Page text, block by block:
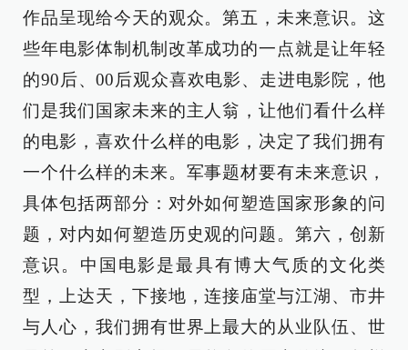
作品呈现给今天的观众。第五，未来意识。这
些年电影体制机制改革成功的一点就是让年轻
的90后、00后观众喜欢电影、走进电影院，他
们是我们国家未来的主人翁，让他们看什么样
的电影，喜欢什么样的电影，决定了我们拥有
一个什么样的未来。军事题材要有未来意识，
具体包括两部分：对外如何塑造国家形象的问
题，对内如何塑造历史观的问题。第六，创新
意识。中国电影是最具有博大气质的文化类
型，上达天，下接地，连接庙堂与江湖、市井
与人心，我们拥有世界上最大的从业队伍、世